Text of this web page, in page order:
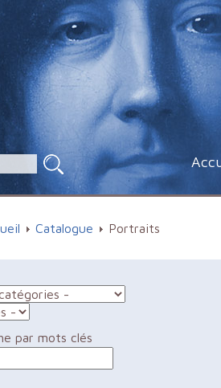
Catalogue Portraits
par mots clés